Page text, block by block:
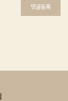
댓글등록